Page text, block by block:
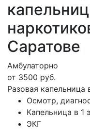
Саратове
Амбулаторно
от 3500 руб.
Разовая капельница
Осмотр,
Капельница в 1
ЭКГ